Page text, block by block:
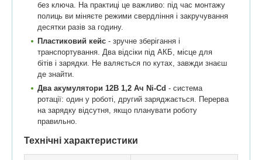
без ключа. На практиці це важливо: під час монтажу
полиць ви міняєте режими свердління і закручування
десятки разів за годину.
Пластиковий кейс - зручне зберігання і
транспортування. Два відсіки під АКБ, місце для
бітів і зарядки. Не валяється по кутах, завжди знаєш
де знайти.
Два акумулятори 12В 1,2 Ач Ni-Cd - система
ротації: один у роботі, другий заряджається. Перерва
на зарядку відсутня, якщо планувати роботу
правильно.
Технічні характеристики